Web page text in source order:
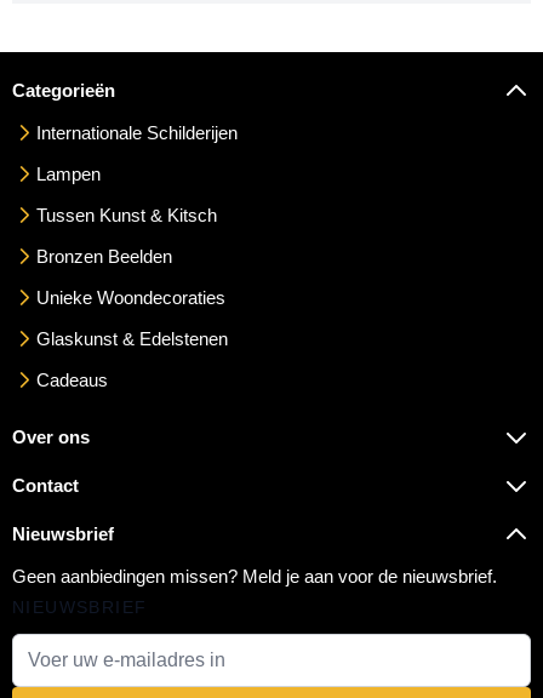
Categorieën
Internationale Schilderijen
Lampen
Tussen Kunst & Kitsch
Bronzen Beelden
Unieke Woondecoraties
Glaskunst & Edelstenen
Cadeaus
Over ons
Contact
Nieuwsbrief
Geen aanbiedingen missen? Meld je aan voor de nieuwsbrief.
NIEUWSBRIEF